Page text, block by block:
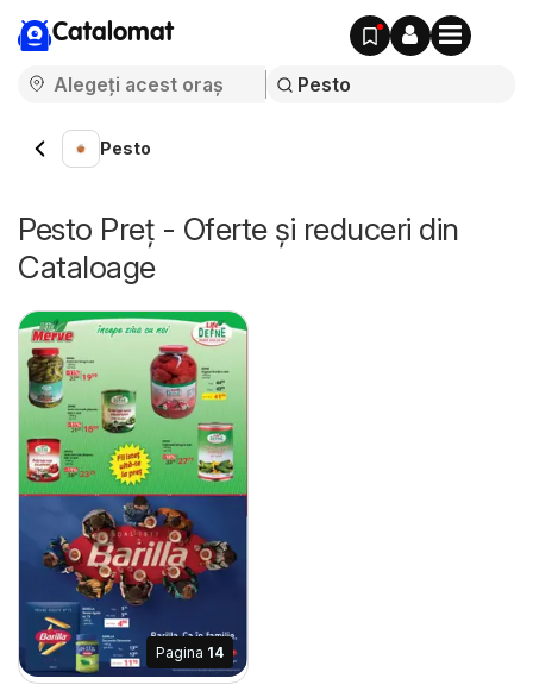
Catalomat
Pesto
Pesto Preț - Oferte și reduceri din
Cataloage
Pagina 14